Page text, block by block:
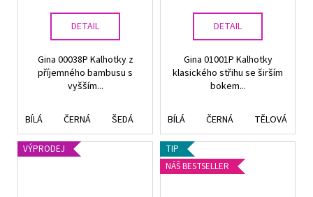
DETAIL
Gina 00038P Kalhotky z
příjemného bambusu s
vyšším...
BÍLÁ ČERNÁ ŠEDÁ TMAVĚ MODRÁ TĚLOVÁ
DETAIL
Gina 01001P Kalhotky
klasického střihu se širším
bokem...
BÍLÁ ČERNÁ TĚLOVÁ
VÝPRODEJ
TIP
NÁŠ BESTSELLER